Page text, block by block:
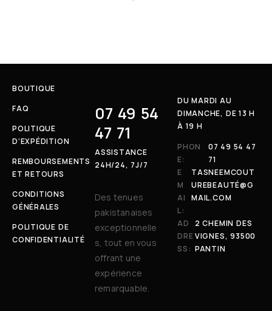
BOUTIQUE
FAQ
POLITIQUE
D’EXPÉDITION
REMBOURSEMENTS
ET RETOURS
CONDITIONS
GÉNÉRALES
POLITIQUE DE
CONFIDENTIALITÉ
07 49 54
47 71
ASSISTANCE
24H/24, 7J/7
Des tenues
pakistanaises
exceptionnelle
s, tout en vous
offrant une
expérience
remarquable.
DU MARDI AU
DIMANCHE, DE 13 H
À 19 H
PHON
E:
07 49 54 47
71
E
M
AI
L:
TASNEEMCOUT
UREBEAUTÉ@G
MAIL.COM
AD
DRE
SS:
2 CHEMIN DES
VIGNES, 93500
PANTIN